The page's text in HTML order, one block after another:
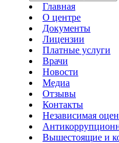
Главная
О центре
Документы
Лицензии
Платные услуги
Врачи
Новости
Медиа
Отзывы
Контакты
Независимая
Вышестоящие и